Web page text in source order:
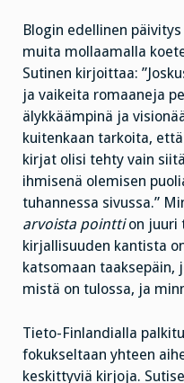
Blogin edellinen
muita mollaamalla
Sutinen kirjoittaa:
ja vaikeita romaaneja
älykkäämpinä ja
kuitenkaan tarkoita,
kirjat olisi tehty vain
ihmisenä olemisen
tuhannessa sivussa.”
arvoista pointtion juuri
kirjallisuuden kantista
katsomaan taaksepäin,
mistä on tulossa, ja
Tieto-Finlandialla
fokukseltaan yhteen
keskittyviä kirjoja.